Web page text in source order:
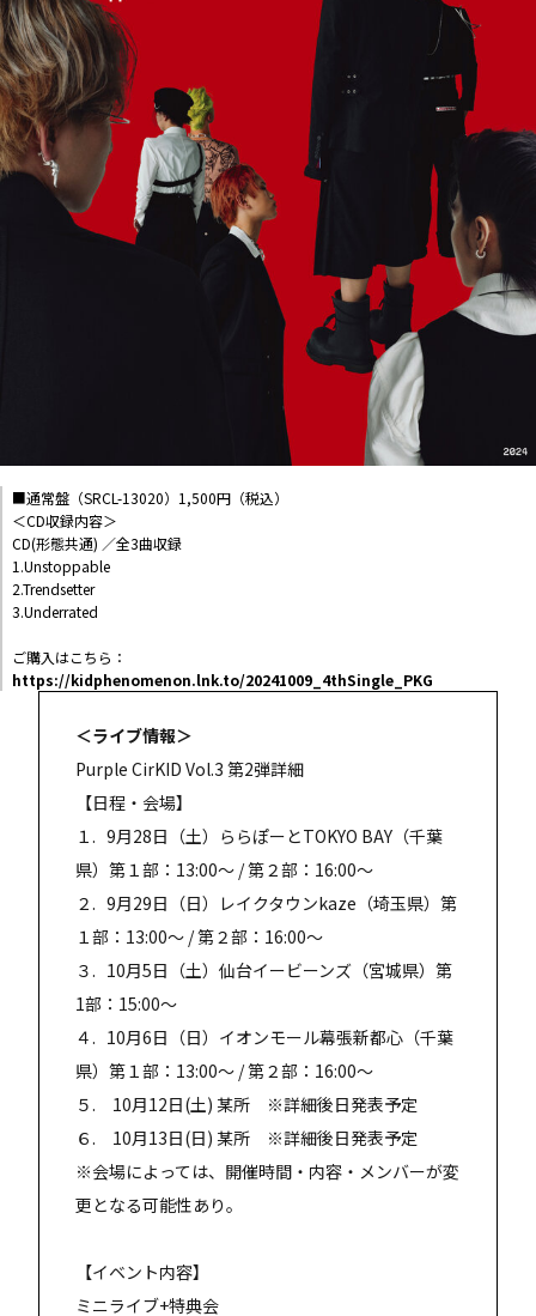
■通常盤（SRCL-13020）1,500円（税込）
＜CD収録内容＞
CD(形態共通) ／全3曲収録
1.Unstoppable
2.Trendsetter
3.Underrated
ご購入はこちら：
https://kidphenomenon.lnk.to/20241009_4thSingle_PKG
＜ライブ情報＞
Purple CirKID Vol.3 第2弾詳細
【日程・会場】
１. 9月28日（土）ららぽーとTOKYO BAY（千葉
県）第１部：13:00～ / 第２部：16:00～
２. 9月29日（日）レイクタウンkaze（埼玉県）第
１部：13:00～ / 第２部：16:00～
３. 10月5日（土）仙台イービーンズ（宮城県）第
1部：15:00～
４. 10月6日（日）イオンモール幕張新都心（千葉
県）第１部：13:00～ / 第２部：16:00～
５. 10月12日(土) 某所 ※詳細後日発表予定
６. 10月13日(日) 某所 ※詳細後日発表予定
※会場によっては、開催時間・内容・メンバーが変
更となる可能性あり。
【イベント内容】
ミニライブ+特典会